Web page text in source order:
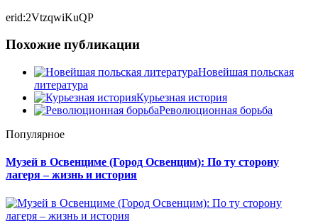
erid:2VtzqwiKuQP
Похожие публикации
Новейшая польская
литература
Курьезная история
Революционная борьба
Популярное
Музей в Освенциме (Город Освенцим): По ту сторону
лагеря – жизнь и история